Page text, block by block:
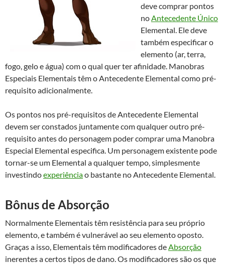
deve comprar pontos
noAntecedente Único
Elemental. Ele deve
também especificar o
elemento (ar, terra,
fogo, gelo e água) com o qual quer ter afinidade. Manobras
Especiais Elementais têm o Antecedente Elemental como pré-
requisito adicionalmente.
Os pontos nos pré-requisitos de Antecedente Elemental
devem ser constados juntamente com qualquer outro pré-
requisito antes do personagem poder comprar uma Manobra
Especial Elemental especifica. Um personagem existente pode
tornar-se um Elemental a qualquer tempo, simplesmente
investindoexperiênciao bastante no Antecedente Elemental.
Bônus de Absorção
Normalmente Elementais têm resistência para seu próprio
elemento, e também é vulnerável ao seu elemento oposto.
Graças a isso, Elementais têm modificadores deAbsorção
inerentes a certos tipos de dano. Os modificadores são os que